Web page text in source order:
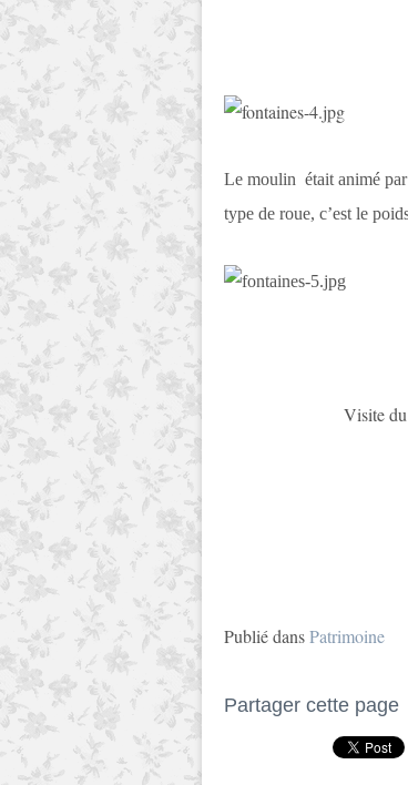
Le moulin était animé par
type de roue, c’est le
Visite
Publié dansPatrimoine
Partager cette page